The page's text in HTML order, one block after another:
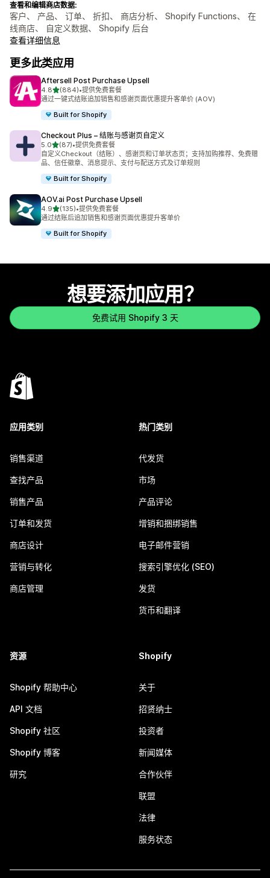
查看和编辑商店数据:
客户、 产品、 订单、 折扣、 商店分析、 Shopify Functions、 在
线商店、 自定义数据、 Shopify 后台
查看详细信息
更多此类应用
Aftersell Post Purchase Upsell
4.8星（满分 5 星）
(884)
总共 884 条评论
•提供免费套餐
通过一键式结账追加销售和感谢页面优惠提升客单价 (AOV)
Built for Shopify
Checkout Plus – 结账与感谢页自定义
5.0星（满分 5 星）
(87)
总共 87 条评论
•提供免费套餐
自定义Checkout（结账）、感谢页和订单状态页；支持加购推荐、免费赠
品、信任徽章、消息提示、支付与配送方式及订单规则
Built for Shopify
AOV.ai Post Purchase Upsell
4.9星（满分 5 星）
(135)
总共 135 条评论
•提供免费套餐
通过结账后追加销售和感谢页面优惠提升客单价
Built for Shopify
想要添加应用？
免费试用 Shopify 3 天
应用类别
销售渠道
查找产品
销售产品
订单和发货
商店设计
营销与转化
商店管理
热门类别
代发货
市场
产品评论
增销和捆绑销售
电子邮件营销
搜索引擎优化 (SEO)
发货
货币和翻译
资源
Shopify 帮助中心
API 文档
Shopify 社区
Shopify 博客
研究
Shopify
关于
招贤纳士
投资者
新闻媒体
合作伙伴
联盟
法律
服务状态